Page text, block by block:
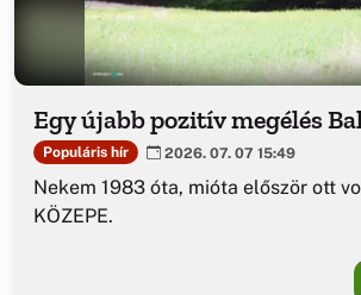
Egy újabb pozitív megélés
Populáris hír 2026. 07. 07 15:49
Nekem 1983 óta, mióta először ott
KÖZEPE.